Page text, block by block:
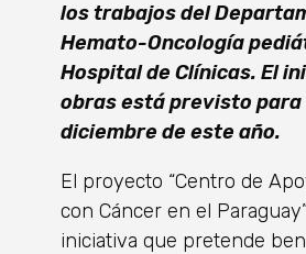
los trabajos del
Hemato-Oncología
Hospital de Clínicas. El
obras está previsto para
diciembre de este año.
El proyecto “Centro de
con Cáncer en el
iniciativa que pretende